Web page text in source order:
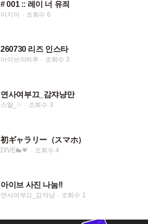
# 001 :: 레이 너 유죄
이지아 조회수 6
260730 리즈 인스타
아이브의하루 조회수 3
연사여부끄_감쟈냥만
스탈_✨ 조회수 3
初ギャラリー（スマホ）
DIVE🐇💗 조회수 4
아이브 사진 나눔!!
연사여부끄_감쟈냥 조회수 1